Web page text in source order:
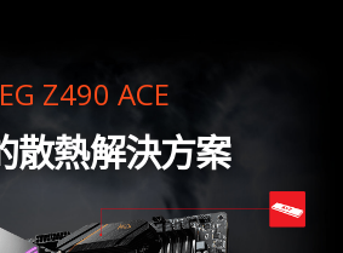
Z490 ACE
散熱解決方案